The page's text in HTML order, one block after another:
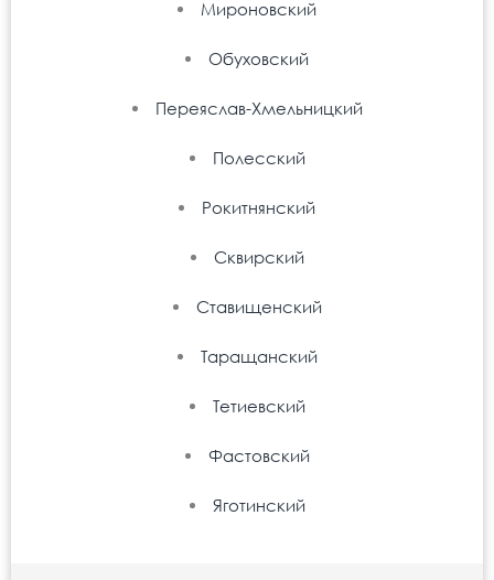
Мироновский
Обуховский
Переяслав-Хмельницкий
Полесский
Рокитнянский
Сквирский
Ставищенский
Таращанский
Тетиевский
Фастовский
Яготинский